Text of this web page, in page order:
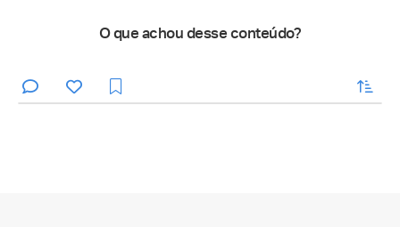
O que achou desse conteúdo?
enviar